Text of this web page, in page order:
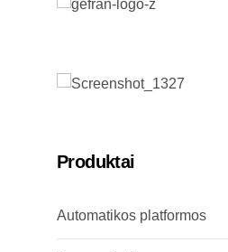
Produktai
Automatikos platformos